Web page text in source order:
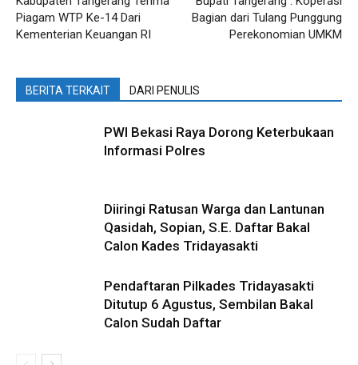
Piagam WTP Ke-14 Dari
Kementerian Keuangan RI
Bagian dari Tulang Punggung
Perekonomian UMKM
BERITA TERKAIT DARI PENULIS
PWI Bekasi Raya Dorong Keterbukaan
Informasi Polres
Diiringi Ratusan Warga dan Lantunan
Qasidah, Sopian, S.E. Daftar Bakal
Calon Kades Tridayasakti
Pendaftaran Pilkades Tridayasakti
Ditutup 6 Agustus, Sembilan Bakal
Calon Sudah Daftar